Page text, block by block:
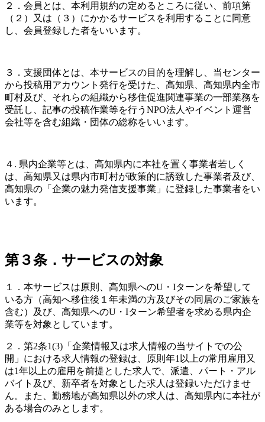
２．会員とは、本利用規約の定めるところに従い、前項第
（２）又は（３）にかかるサービスを利用することに同意
し、会員登録した者をいいます。
３．支援団体とは、本サービスの目的を理解し、当センター
から投稿用アカウント発行を受けた、高知県、高知県内全市
町村及び、それらの組織から移住促進関連事業の一部業務を
受託し、記事の投稿作業等を行うNPO法人やイベント運営
会社等を含む組織・団体の総称をいいます。
４. 県内企業等とは、高知県内に本社を置く事業者若しく
は、高知県又は県内市町村が政策的に誘致した事業者及び、
高知県の「企業の魅力発信支援事業」に登録した事業者をい
います。
第３条．サービスの対象
１．本サービスは原則、高知県へのU・Iターンを希望して
いる方（高知へ移住後１年未満の方及びその同居のご家族を
含む）及び、高知県へのU・Iターン希望者を求める県内企
業等を対象としています。
２．第2条1(3)「企業情報又は求人情報の当サイトでの公
開」における求人情報の登録は、原則年1以上の常用雇用又
は1年以上の雇用を前提とした求人で、派遣、パート・アル
バイト及び、新卒者を対象とした求人は登録いただけませ
ん。また、勤務地が高知県以外の求人は、高知県内に本社が
ある場合のみとします。